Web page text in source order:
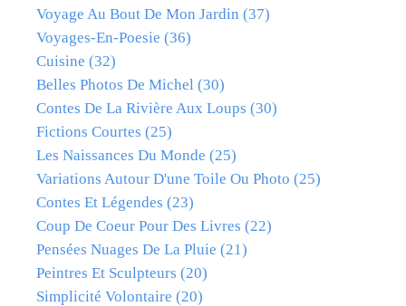
Voyage Au Bout De Mon Jardin (37)
Voyages-En-Poesie (36)
Cuisine (32)
Belles Photos De Michel (30)
Contes De La Rivière Aux Loups (30)
Fictions Courtes (25)
Les Naissances Du Monde (25)
Variations Autour D'une Toile Ou Photo (25)
Contes Et Légendes (23)
Coup De Coeur Pour Des Livres (22)
Pensées Nuages De La Pluie (21)
Peintres Et Sculpteurs (20)
Simplicité Volontaire (20)